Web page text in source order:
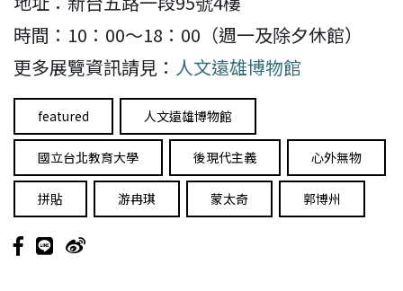
時間：10：00～18：00（週一及除夕休館）
更多展覽資訊請見： 人文遠雄博物館
featured 人文遠雄博物館
國立台北教育大學 後現代主義 心外無物
拼貼 游冉琪 蒙太奇 郭博州